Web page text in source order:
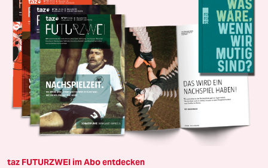
taz FUTURZWEI im Abo entdecken